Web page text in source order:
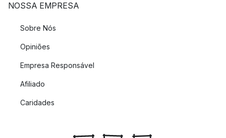
NOSSA EMPRESA
Sobre Nós
Opiniões
Empresa Responsável
Afiliado
Caridades